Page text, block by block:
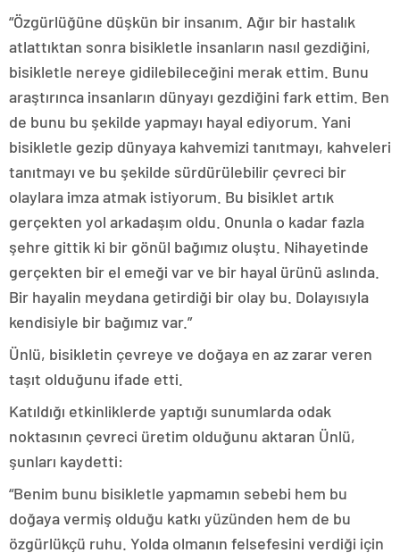
“Özgürlüğüne düşkün bir insanım. Ağır bir hastalık
atlattıktan sonra bisikletle insanların nasıl gezdiğini,
bisikletle nereye gidilebileceğini merak ettim. Bunu
araştırınca insanların dünyayı gezdiğini fark ettim. Ben
de bunu bu şekilde yapmayı hayal ediyorum. Yani
bisikletle gezip dünyaya kahvemizi tanıtmayı, kahveleri
tanıtmayı ve bu şekilde sürdürülebilir çevreci bir
olaylara imza atmak istiyorum. Bu bisiklet artık
gerçekten yol arkadaşım oldu. Onunla o kadar fazla
şehre gittik ki bir gönül bağımız oluştu. Nihayetinde
gerçekten bir el emeği var ve bir hayal ürünü aslında.
Bir hayalin meydana getirdiği bir olay bu. Dolayısıyla
kendisiyle bir bağımız var.”
Ünlü, bisikletin çevreye ve doğaya en az zarar veren
taşıt olduğunu ifade etti.
Katıldığı etkinliklerde yaptığı sunumlarda odak
noktasının çevreci üretim olduğunu aktaran Ünlü,
şunları kaydetti:
“Benim bunu bisikletle yapmamın sebebi hem bu
doğaya vermiş olduğu katkı yüzünden hem de bu
özgürlükçü ruhu. Yolda olmanın felsefesini verdiği için